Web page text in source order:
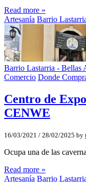
Read more »
Artesanía Barrio
Barrio Lastarria - Bellas
Comercio Donde
Centro de
CENWE
16/03/2021 / 28/02/2025 by
Ocupa una de las
Read more »
Artesanía Barrio